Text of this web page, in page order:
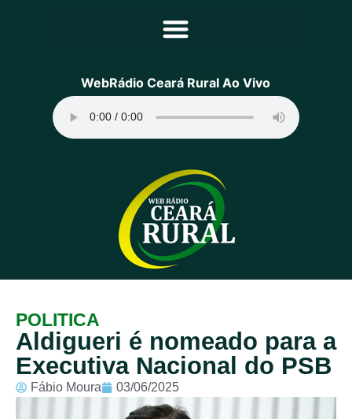
Principal
Programação
Equipe
Contato
Sobre
WebRádio Ceará Rural Ao Vivo
POLITICA
Aldigueri é nomeado para a
Executiva Nacional do PSB
Fábio Moura 03/06/2025